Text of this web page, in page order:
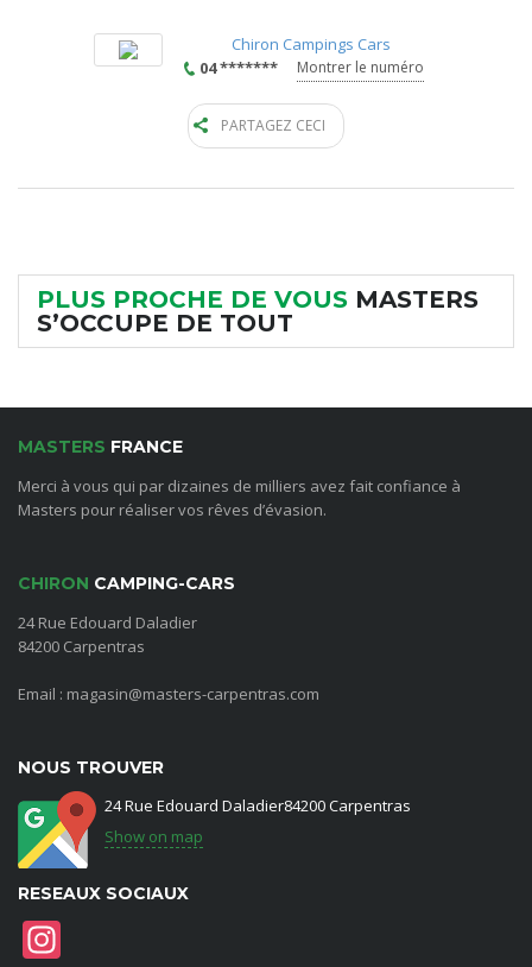
Chiron Campings Cars
04 *******
Montrer le numéro
PARTAGEZ CECI
PLUS PROCHE DE VOUS MASTERS
S’OCCUPE DE TOUT
MASTERS FRANCE
Merci à vous qui par dizaines de milliers avez fait confiance à
Masters pour réaliser vos rêves d’évasion.
CHIRON CAMPING-CARS
24 Rue Edouard Daladier
84200 Carpentras
Email : magasin@masters-carpentras.com
NOUS TROUVER
24 Rue Edouard Daladier84200 Carpentras
Show on map
RESEAUX SOCIAUX